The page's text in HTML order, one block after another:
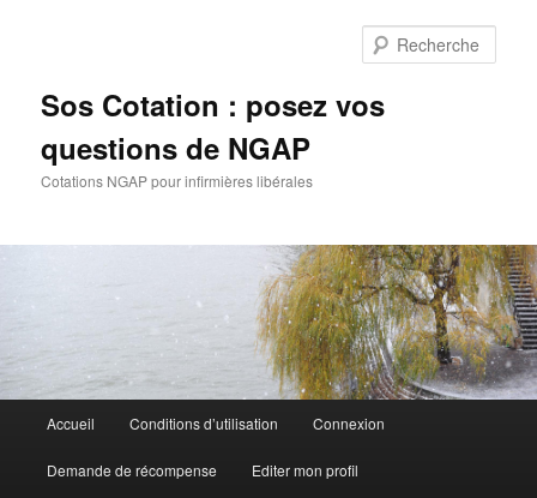
Sos Cotation : posez vos
questions de NGAP
Cotations NGAP pour infirmières libérales
principal
Accueil Conditions d’utilisation Connexion
Demande de récompense Editer mon profil